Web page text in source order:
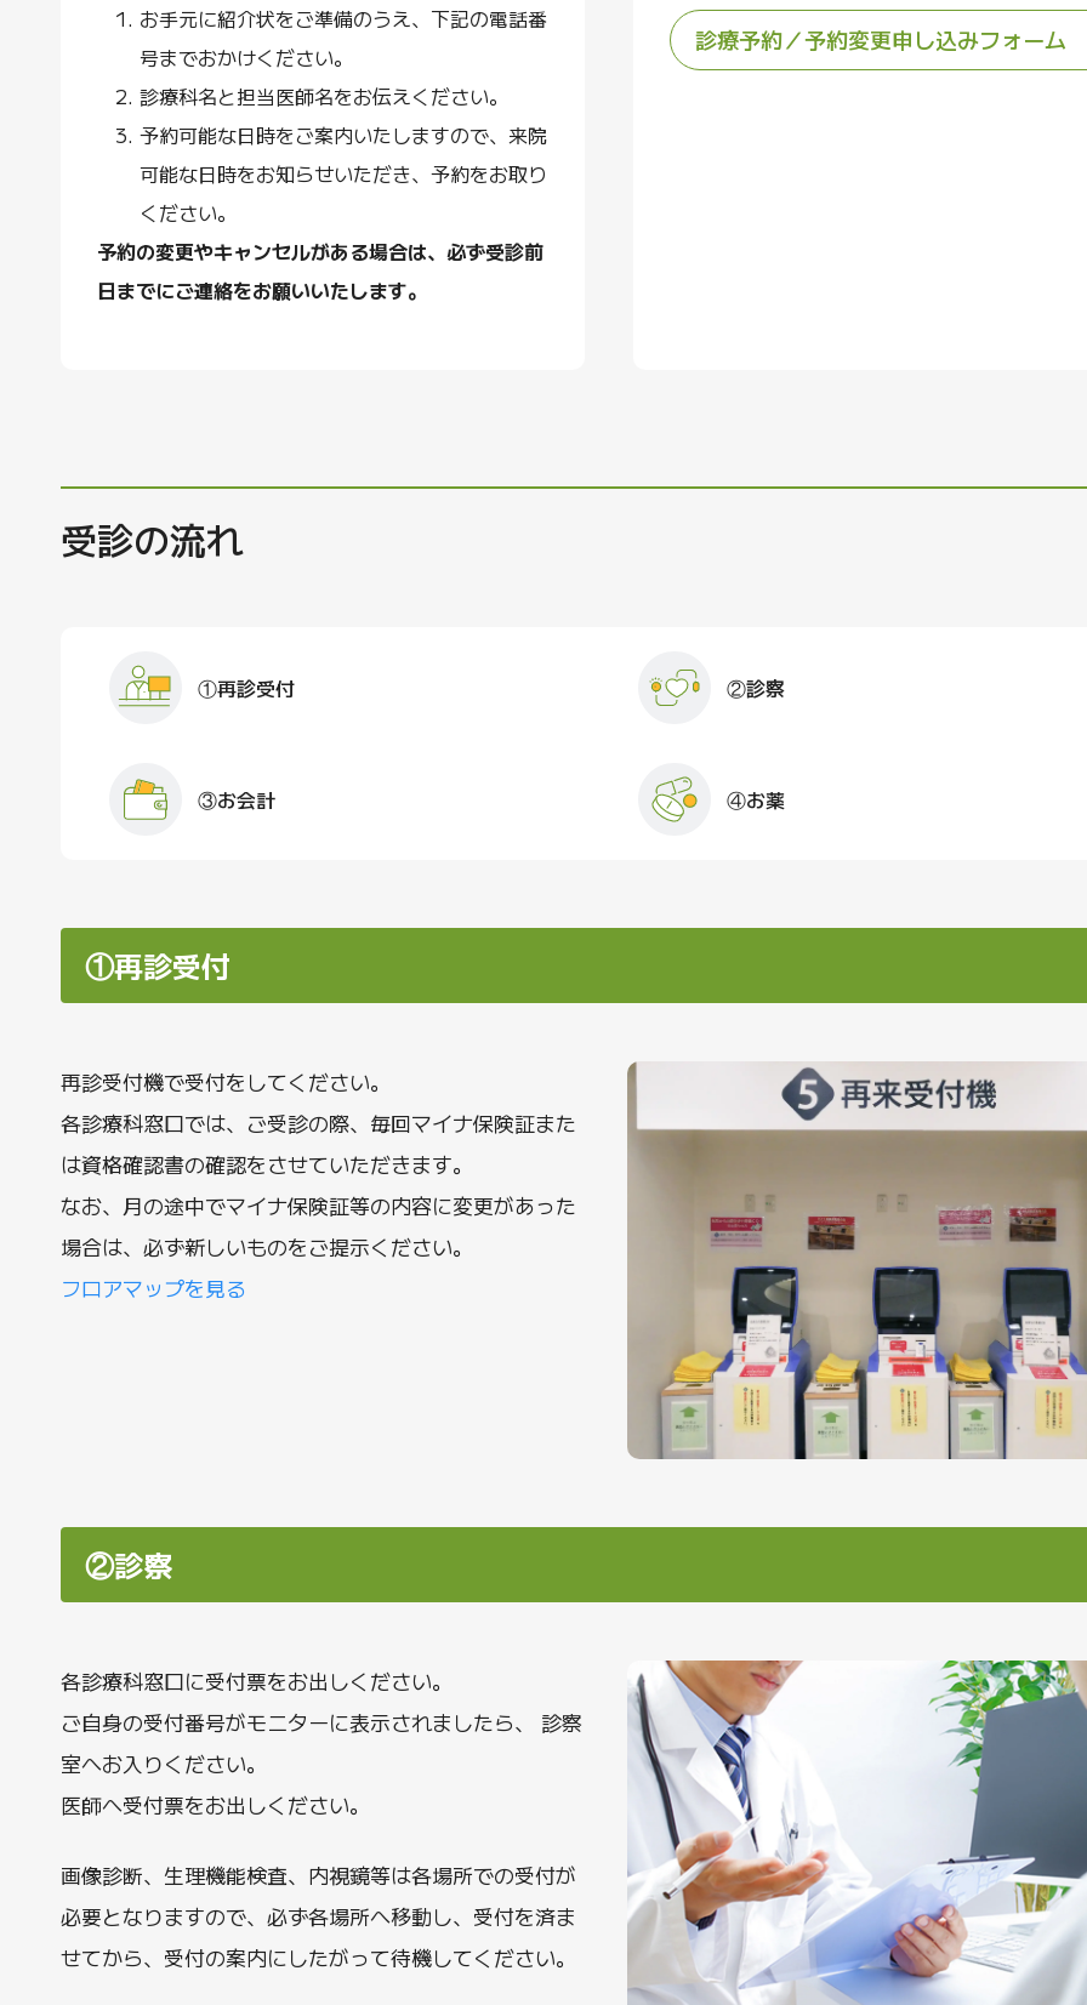
お手元に紹介状をご準備のうえ、下記の電話番
号までおかけください。
診療科名と担当医師名をお伝えください。
予約可能な日時をご案内いたしますので、来院
可能な日時をお知らせいただき、予約をお取り
ください。
予約の変更やキャンセルがある場合は、必ず受診前
日までにご連絡をお願いいたします。
診療予約／予約変更申し込みフォーム
受診の流れ
①再診受付 ②診察
③お会計 ④お薬
①再診受付
再診受付機で受付をしてください。
各診療科窓口では、ご受診の際、毎回マイナ保険証また
は資格確認書の確認をさせていただきます。
なお、月の途中でマイナ保険証等の内容に変更があった
場合は、必ず新しいものをご提示ください。
フロアマップを見る
②診察
各診療科窓口に受付票をお出しください。
ご自身の受付番号がモニターに表示されましたら、 診察
室へお入りください。
医師へ受付票をお出しください。
画像診断、生理機能検査、内視鏡等は各場所での受付が
必要となりますので、必ず各場所へ移動し、受付を済ま
せてから、受付の案内にしたがって待機してください。